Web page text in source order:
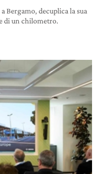
Bergamo, decuplica la sua
di un chilometro.